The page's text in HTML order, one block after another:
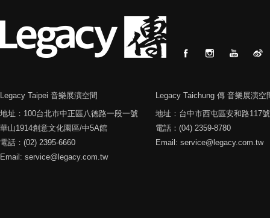
Legacy Taipei 音樂展演空間
Legacy Taichung 傳 音樂展演空
地址：100台北市中正區八德路一段一號
華山1914創意文化園區/中5A館
電話：(02) 2395-6660
Email: service@legacy.com.tw
地址：台中市西屯區安和路117號
電話：(04) 2359-8780
Email: service@legacy.com.tw